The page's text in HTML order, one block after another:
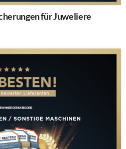
für Juweliere